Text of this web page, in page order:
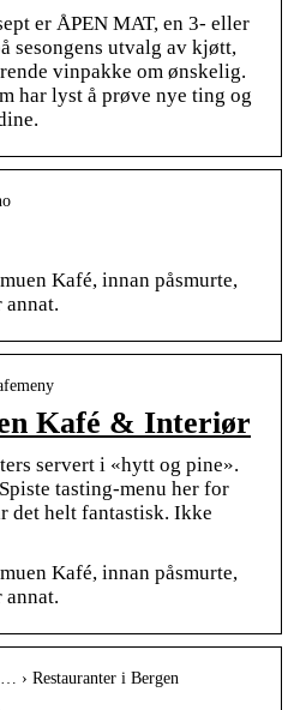
er ÅPEN MAT, en 3- eller
sesongens utvalg av kjøtt,
vinpakke om ønskelig.
har lyst å prøve nye ting og
Kafé, innan påsmurte,
annat.
Kafé & Interiør
servert i «hytt og pine».
tasting-menu her for
det helt fantastisk. Ikke
Kafé, innan påsmurte,
annat.
› Restauranter i Bergen